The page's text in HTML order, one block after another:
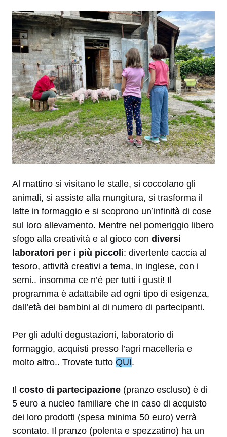
Al mattino si visitano le stalle, si coccolano gli
animali, si assiste alla mungitura, si trasforma il
latte in formaggio e si scoprono un’infinità di cose
sul loro allevamento. Mentre nel pomeriggio libero
sfogo alla creatività e al gioco con diversi
laboratori per i più piccoli: divertente caccia al
tesoro, attività creativi a tema, in inglese, con i
semi.. insomma ce n’è per tutti i gusti! Il
programma è adattabile ad ogni tipo di esigenza,
dall’età dei bambini al di numero di partecipanti.
Per gli adulti degustazioni, laboratorio di
formaggio, acquisti presso l’agri macelleria e
molto altro.. Trovate tutto QUI.
Il costo di partecipazione (pranzo escluso) è di
5 euro a nucleo familiare che in caso di acquisto
dei loro prodotti (spesa minima 50 euro) verrà
scontato. Il pranzo (polenta e spezzatino) ha un